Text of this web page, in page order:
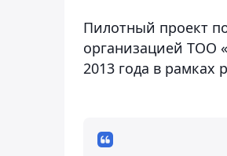
Пилотный проект
организацией ТОО
2013 года в